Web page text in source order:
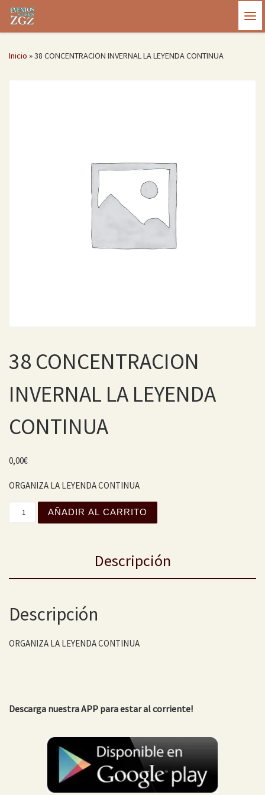
Saltar al contenido
Inicio »38 CONCENTRACION INVERNAL LA LEYENDA CONTINUA
38 CONCENTRACION
INVERNAL LA LEYENDA
CONTINUA
0,00€
ORGANIZA LA LEYENDA CONTINUA
38 CONCENTRACION INVERNAL LA LEYENDA
AÑADIR AL CARRITO
Descripción
Descripción
ORGANIZA LA LEYENDA CONTINUA
Descarga nuestra APP para estar al corriente!